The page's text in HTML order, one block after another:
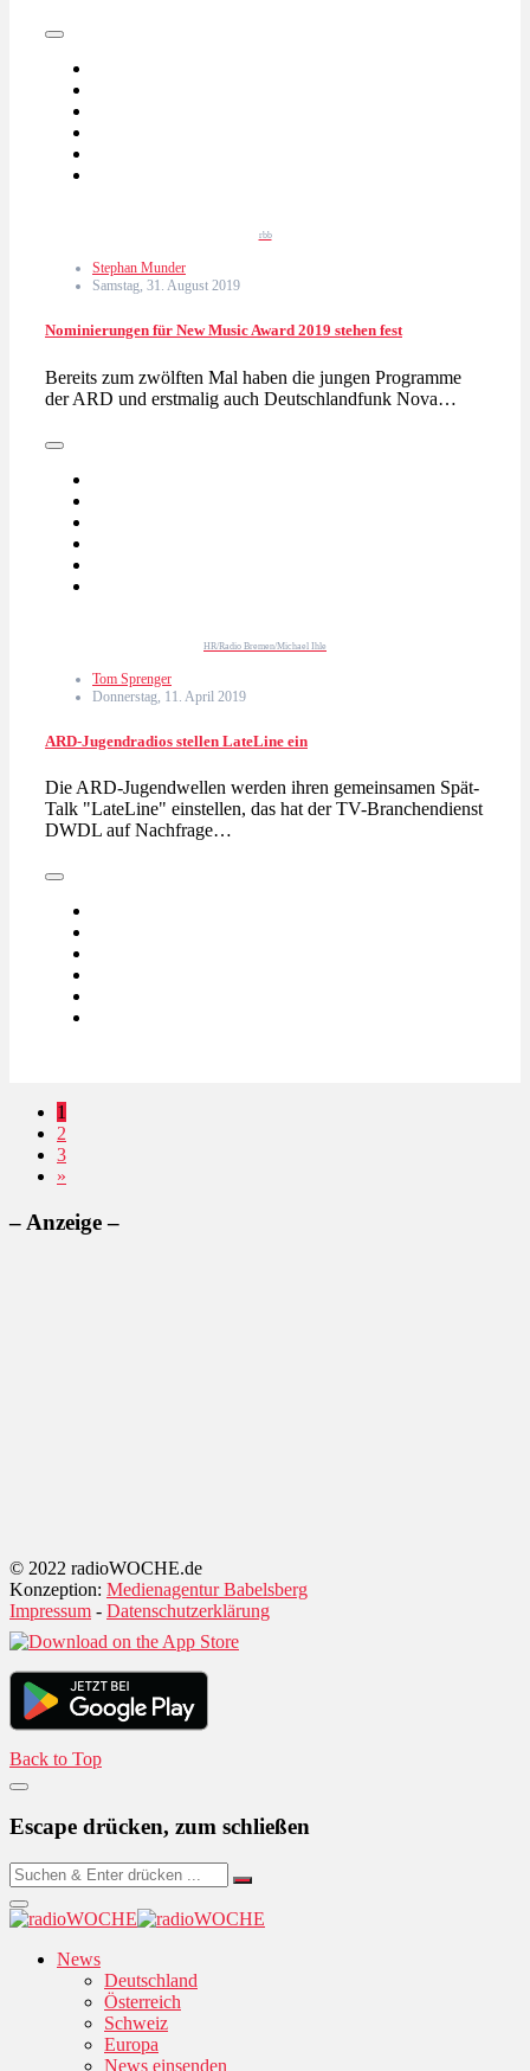
rbb
Stephan Munder
Samstag, 31. August 2019
Nominierungen für New Music Award 2019 stehen fest
Bereits zum zwölften Mal haben die jungen Programme
der ARD und erstmalig auch Deutschlandfunk Nova…
HR/Radio Bremen/Michael Ihle
Tom Sprenger
Donnerstag, 11. April 2019
ARD-Jugendradios stellen LateLine ein
Die ARD-Jugendwellen werden ihren gemeinsamen Spät-
Talk "LateLine" einstellen, das hat der TV-Branchendienst
DWDL auf Nachfrage…
1
2
3
»
– Anzeige –
© 2022 radioWOCHE.de
Konzeption: Medienagentur Babelsberg
Impressum - Datenschutzerklärung
Back to Top
Escape drücken, zum schließen
News
Deutschland
Österreich
Schweiz
Europa
News einsenden